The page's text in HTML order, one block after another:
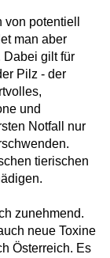
potentiell
man aber
Dabei gilt für
Pilz - der
und
Notfall nur
tierischen
zunehmend.
neue Toxine
Österreich. Es